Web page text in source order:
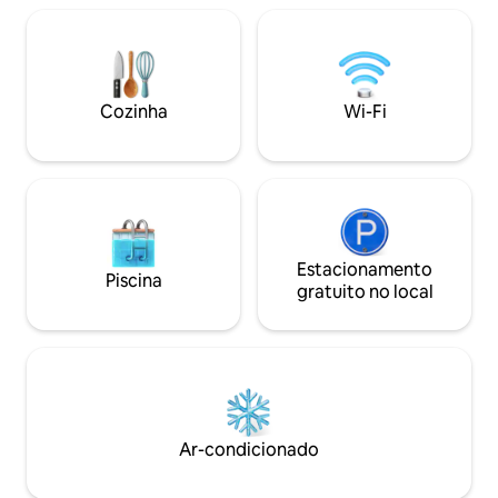
e minimercado
caminhada. Com
Grab/Gojek, se
Ideal para
Cozinha Wi-Fi
Piscina
Estacionamento
gratuito no local
Ar-condicionado